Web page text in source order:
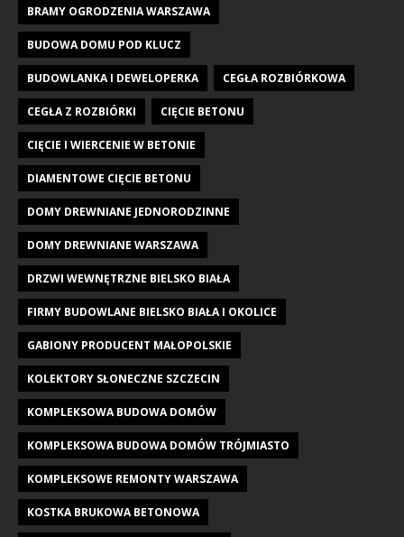
BRAMY OGRODZENIA WARSZAWA
BUDOWA DOMU POD KLUCZ
BUDOWLANKA I DEWELOPERKA CEGŁA ROZBIÓRKOWA
CEGŁA Z ROZBIÓRKI CIĘCIE BETONU
CIĘCIE I WIERCENIE W BETONIE
DIAMENTOWE CIĘCIE BETONU
DOMY DREWNIANE JEDNORODZINNE
DOMY DREWNIANE WARSZAWA
DRZWI WEWNĘTRZNE BIELSKO BIAŁA
FIRMY BUDOWLANE BIELSKO BIAŁA I OKOLICE
GABIONY PRODUCENT MAŁOPOLSKIE
KOLEKTORY SŁONECZNE SZCZECIN
KOMPLEKSOWA BUDOWA DOMÓW
KOMPLEKSOWA BUDOWA DOMÓW TRÓJMIASTO
KOMPLEKSOWE REMONTY WARSZAWA
KOSTKA BRUKOWA BETONOWA